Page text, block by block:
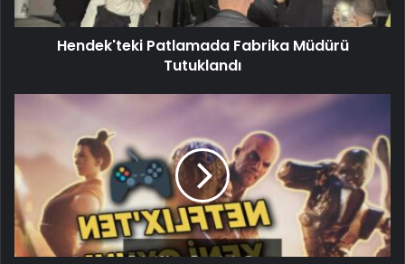
Hendek'teki Patlamada Fabrika Müdürü
Tutuklandı